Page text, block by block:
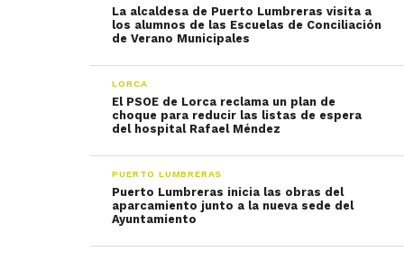
La alcaldesa de Puerto Lumbreras visita a
los alumnos de las Escuelas de Conciliación
de Verano Municipales
LORCA
El PSOE de Lorca reclama un plan de
choque para reducir las listas de espera
del hospital Rafael Méndez
PUERTO LUMBRERAS
Puerto Lumbreras inicia las obras del
aparcamiento junto a la nueva sede del
Ayuntamiento